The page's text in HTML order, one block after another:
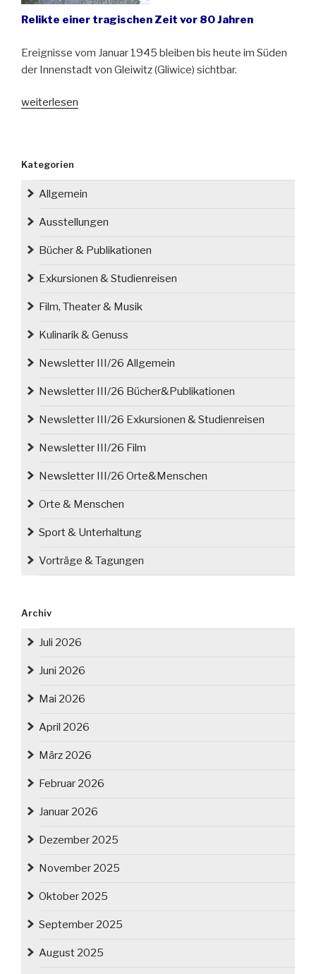
Relikte einer tragischen Zeit vor 80 Jahren
Ereignisse vom Januar 1945 bleiben bis heute im Süden
der Innenstadt von Gleiwitz (Gliwice) sichtbar.
„Gräber
von
Gleiwitz“
weiterlesen
Kategorien
Allgemein
Ausstellungen
Bücher & Publikationen
Exkursionen & Studienreisen
Film, Theater & Musik
Kulinarik & Genuss
Newsletter III/26 Allgemein
Newsletter III/26 Bücher&Publikationen
Newsletter III/26 Exkursionen & Studienreisen
Newsletter III/26 Film
Newsletter III/26 Orte&Menschen
Orte & Menschen
Sport & Unterhaltung
Vorträge & Tagungen
Archiv
Juli 2026
Juni 2026
Mai 2026
April 2026
März 2026
Februar 2026
Januar 2026
Dezember 2025
November 2025
Oktober 2025
September 2025
August 2025